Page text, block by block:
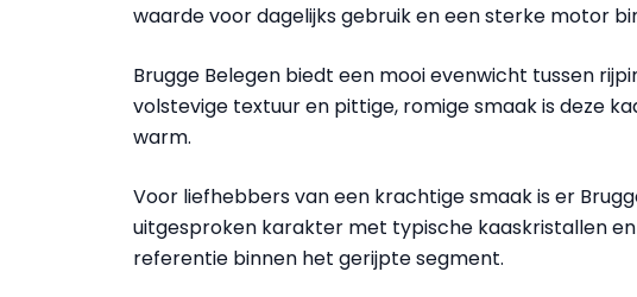
waarde voor dagelijks gebruik en een sterke motor
Brugge Belegen biedt een mooi evenwicht tussen
volstevige textuur en pittige, romige smaak is deze
warm.
Voor liefhebbers van een krachtige smaak is er
uitgesproken karakter met typische kaaskristallen
referentie binnen het gerijpte segment.